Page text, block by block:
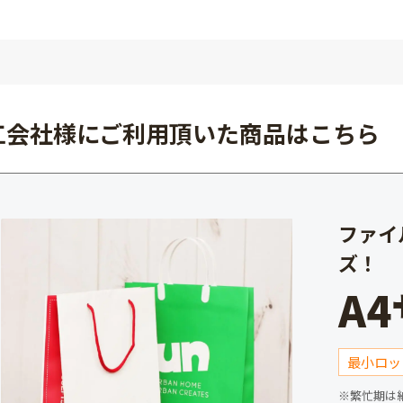
社様にご利用頂いた商品はこちら
ファ
ズ！
A4
最小ロ
※繁忙期は